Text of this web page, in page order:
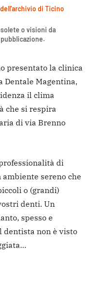
di Ticino
o visioni da
presentato la clinica
Dentale Magentina,
il clima
che si respira
di via Brenno
di
sereno che
o (grandi)
denti. Un
spesso e
dentista non è visto